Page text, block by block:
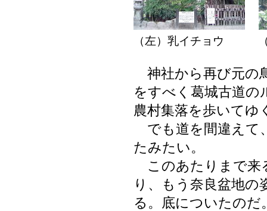
（左）乳イチョウ （
神社から再び元の
をすべく葛城古道の
農村集落を歩いてゆ
でも道を間違えて
たみたい。
このあたりまで来
り、もう奈良盆地
る。底についたのだ